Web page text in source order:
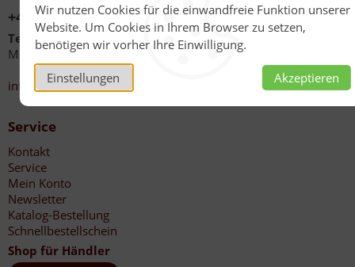
Wir nutzen Cookies für die einwandfreie Funktion unserer
Website. Um Cookies in Ihrem Browser zu setzen,
benötigen wir vorher Ihre Einwilligung.
Einstellungen Akzeptieren
+49 (0)6267 1021
Telefonzeiten
Mo - Fr 08:00 - 12:00 Uhr
13:30 - 17:00 Uhr
info@honig-reinmuth.de
Service
Kontakt
Service
Mein Konto
Newsletter
Katalog-Bestellung
Schnellbestellschein
Shop für Händler